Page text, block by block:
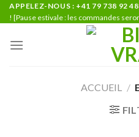
Skip
to
APPELEZ-NOUS : +41 79 738 92 48
! [Pause estivale : les commandes
ACCUEIL /